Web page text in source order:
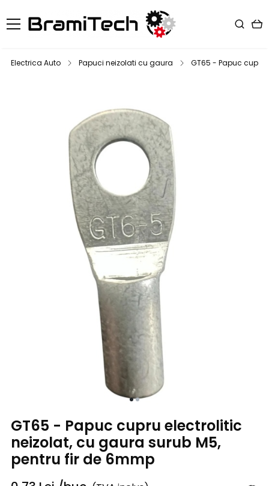
Electrica Auto Papuci neizolati cu gaura GT65 - Papuc cupru
GT65 - Papuc cupru electrolitic
neizolat, cu gaura surub M5,
pentru fir de 6mmp